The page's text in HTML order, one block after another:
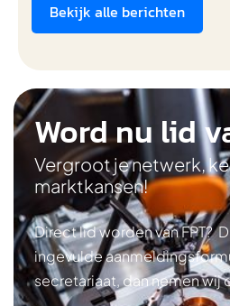
Bekijk alle berichten
Word nu lid
Vergroot je netwerk,
marktkansen!
Direct lid worden van FPT?
ingevulde
secretariaat, dan nemen